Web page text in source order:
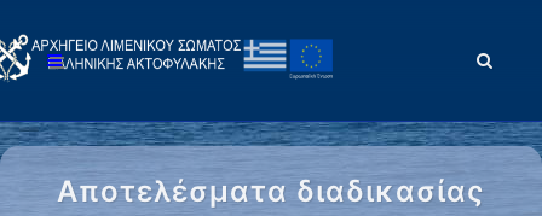
Αποτελέσματα διαδικασίας